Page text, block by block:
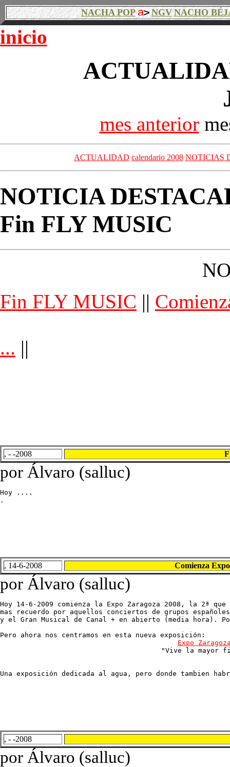
NACHA POP NGV NACHO
inicio
mes anterior
ACTUALIDAD calendario 2008 NOTICIAS
NOTICIA
Fin FLY MUSIC
Fin FLY MUSIC ||
... ||
, - -2008
por Álvaro (salluc)
Hoy ....
.
, 14-6-2008 Comienza
por Álvaro (salluc)
Hoy 14-6-2009 comienza la Expo Zaragoza 2008, la 2ª
mas recuerdo por aquellos conciertos de grupos
y el Gran Musical de Canal + en abierto (media hora).
Expo
"Vive la mayor
Una exposición dedicada al agua, pero donde tambien
, - -2008
por Álvaro (salluc)